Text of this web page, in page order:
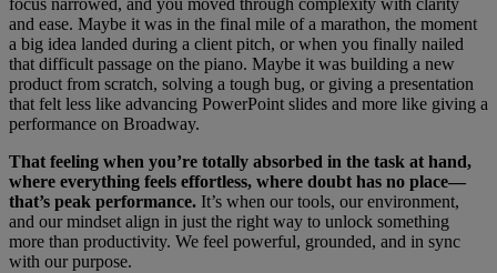
focus narrowed, and you moved through complexity with clarity
and ease. Maybe it was in the final mile of a marathon, the moment
a big idea landed during a client pitch, or when you finally nailed
that difficult passage on the piano. Maybe it was building a new
product from scratch, solving a tough bug, or giving a presentation
that felt less like advancing PowerPoint slides and more like giving a
performance on Broadway.
That feeling when you’re totally absorbed in the task at hand,
where everything feels effortless, where doubt has no place—
that’s peak performance. It’s when our tools, our environment,
and our mindset align in just the right way to unlock something
more than productivity. We feel powerful, grounded, and in sync
with our purpose.